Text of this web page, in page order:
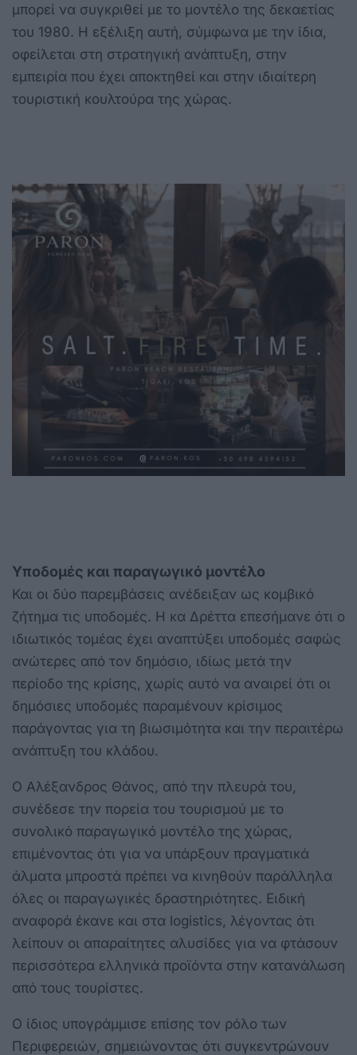
μπορεί να συγκριθεί με το μοντέλο της δεκαετίας
του 1980. Η εξέλιξη αυτή, σύμφωνα με την ίδια,
οφείλεται στη στρατηγική ανάπτυξη, στην
εμπειρία που έχει αποκτηθεί και στην ιδιαίτερη
τουριστική κουλτούρα της χώρας.
Υποδομές και παραγωγικό μοντέλο
Και οι δύο παρεμβάσεις ανέδειξαν ως κομβικό
ζήτημα τις υποδομές. Η κα Δρέττα επεσήμανε ότι ο
ιδιωτικός τομέας έχει αναπτύξει υποδομές σαφώς
ανώτερες από τον δημόσιο, ιδίως μετά την
περίοδο της κρίσης, χωρίς αυτό να αναιρεί ότι οι
δημόσιες υποδομές παραμένουν κρίσιμος
παράγοντας για τη βιωσιμότητα και την περαιτέρω
ανάπτυξη του κλάδου.
Ο Αλέξανδρος Θάνος, από την πλευρά του,
συνέδεσε την πορεία του τουρισμού με το
συνολικό παραγωγικό μοντέλο της χώρας,
επιμένοντας ότι για να υπάρξουν πραγματικά
άλματα μπροστά πρέπει να κινηθούν παράλληλα
όλες οι παραγωγικές δραστηριότητες. Ειδική
αναφορά έκανε και στα logistics, λέγοντας ότι
λείπουν οι απαραίτητες αλυσίδες για να φτάσουν
περισσότερα ελληνικά προϊόντα στην κατανάλωση
από τους τουρίστες.
Ο ίδιος υπογράμμισε επίσης τον ρόλο των
Περιφερειών, σημειώνοντας ότι συγκεντρώνουν